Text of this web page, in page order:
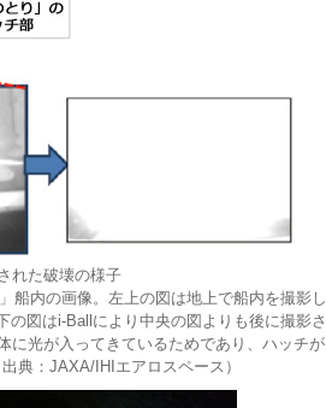
れた破壊の様子
船内の画像。左上の図は地上で船内を撮影し
図はi-Ballにより中央の図よりも後に撮影さ
に光が入ってきているためであり、ハッチが
典：JAXA/IHIエアロスペース）